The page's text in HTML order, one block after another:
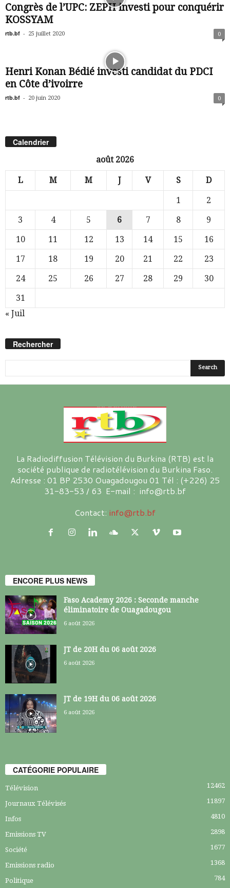
Congrès de l’UPC: ZEPH investi pour conquérir
KOSSYAM
rtb.bf - 25 juillet 2020 0
Henri Konan Bédié investi candidat du PDCI
en Côte d’ivoirre
rtb.bf - 20 juin 2020 0
Calendrier
août 2026
L M M J V S D
1
2
3
4 5 6 7 8
9
10
11 12 13 14 15
16
17
18 19 20 21 22
23
24
25 26 27 28 29
30
31
« Juil
Rechercher
La Radiodiffusion Télévision du Burkina (RTB) est la
société publique de radiotélévision du Burkina Faso.
Adresse : 01 BP 2530 Ouagadougou 01 Tél : (+226) 25
31-83-53 / 63 E-mail : info@rtb.bf
Contact: info@rtb.bf
ENCORE PLUS NEWS
Faso Academy 2026 : Seconde manche
éliminatoire de Ouagadougou
6 août 2026
JT de 20H du 06 août 2026
6 août 2026
JT de 19H du 06 août 2026
6 août 2026
CATÉGORIE POPULAIRE
Télévision 12462
Journaux Télévisés 11897
Infos 4810
Emissions TV 2898
Société 1677
Emissions radio 1368
Politique 784